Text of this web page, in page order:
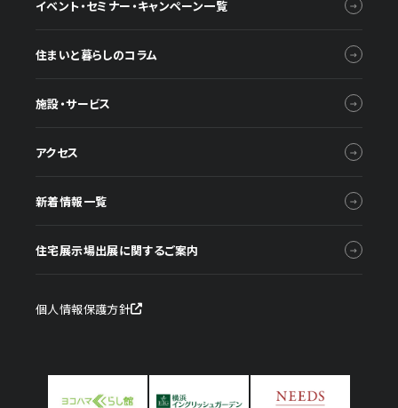
イベント・セミナー・キャンペーン一覧
住まいと暮らしのコラム
施設・サービス
アクセス
新着情報一覧
住宅展示場出展に関するご案内
個人情報保護方針